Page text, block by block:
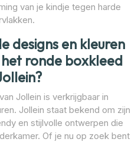
van je kindje tegen harde
designs en kleuren
ronde boxkleed
Jollein is verkrijgbaar in
Jollein staat bekend om zijn
en stijlvolle ontwerpen die
Of je nu op zoek bent